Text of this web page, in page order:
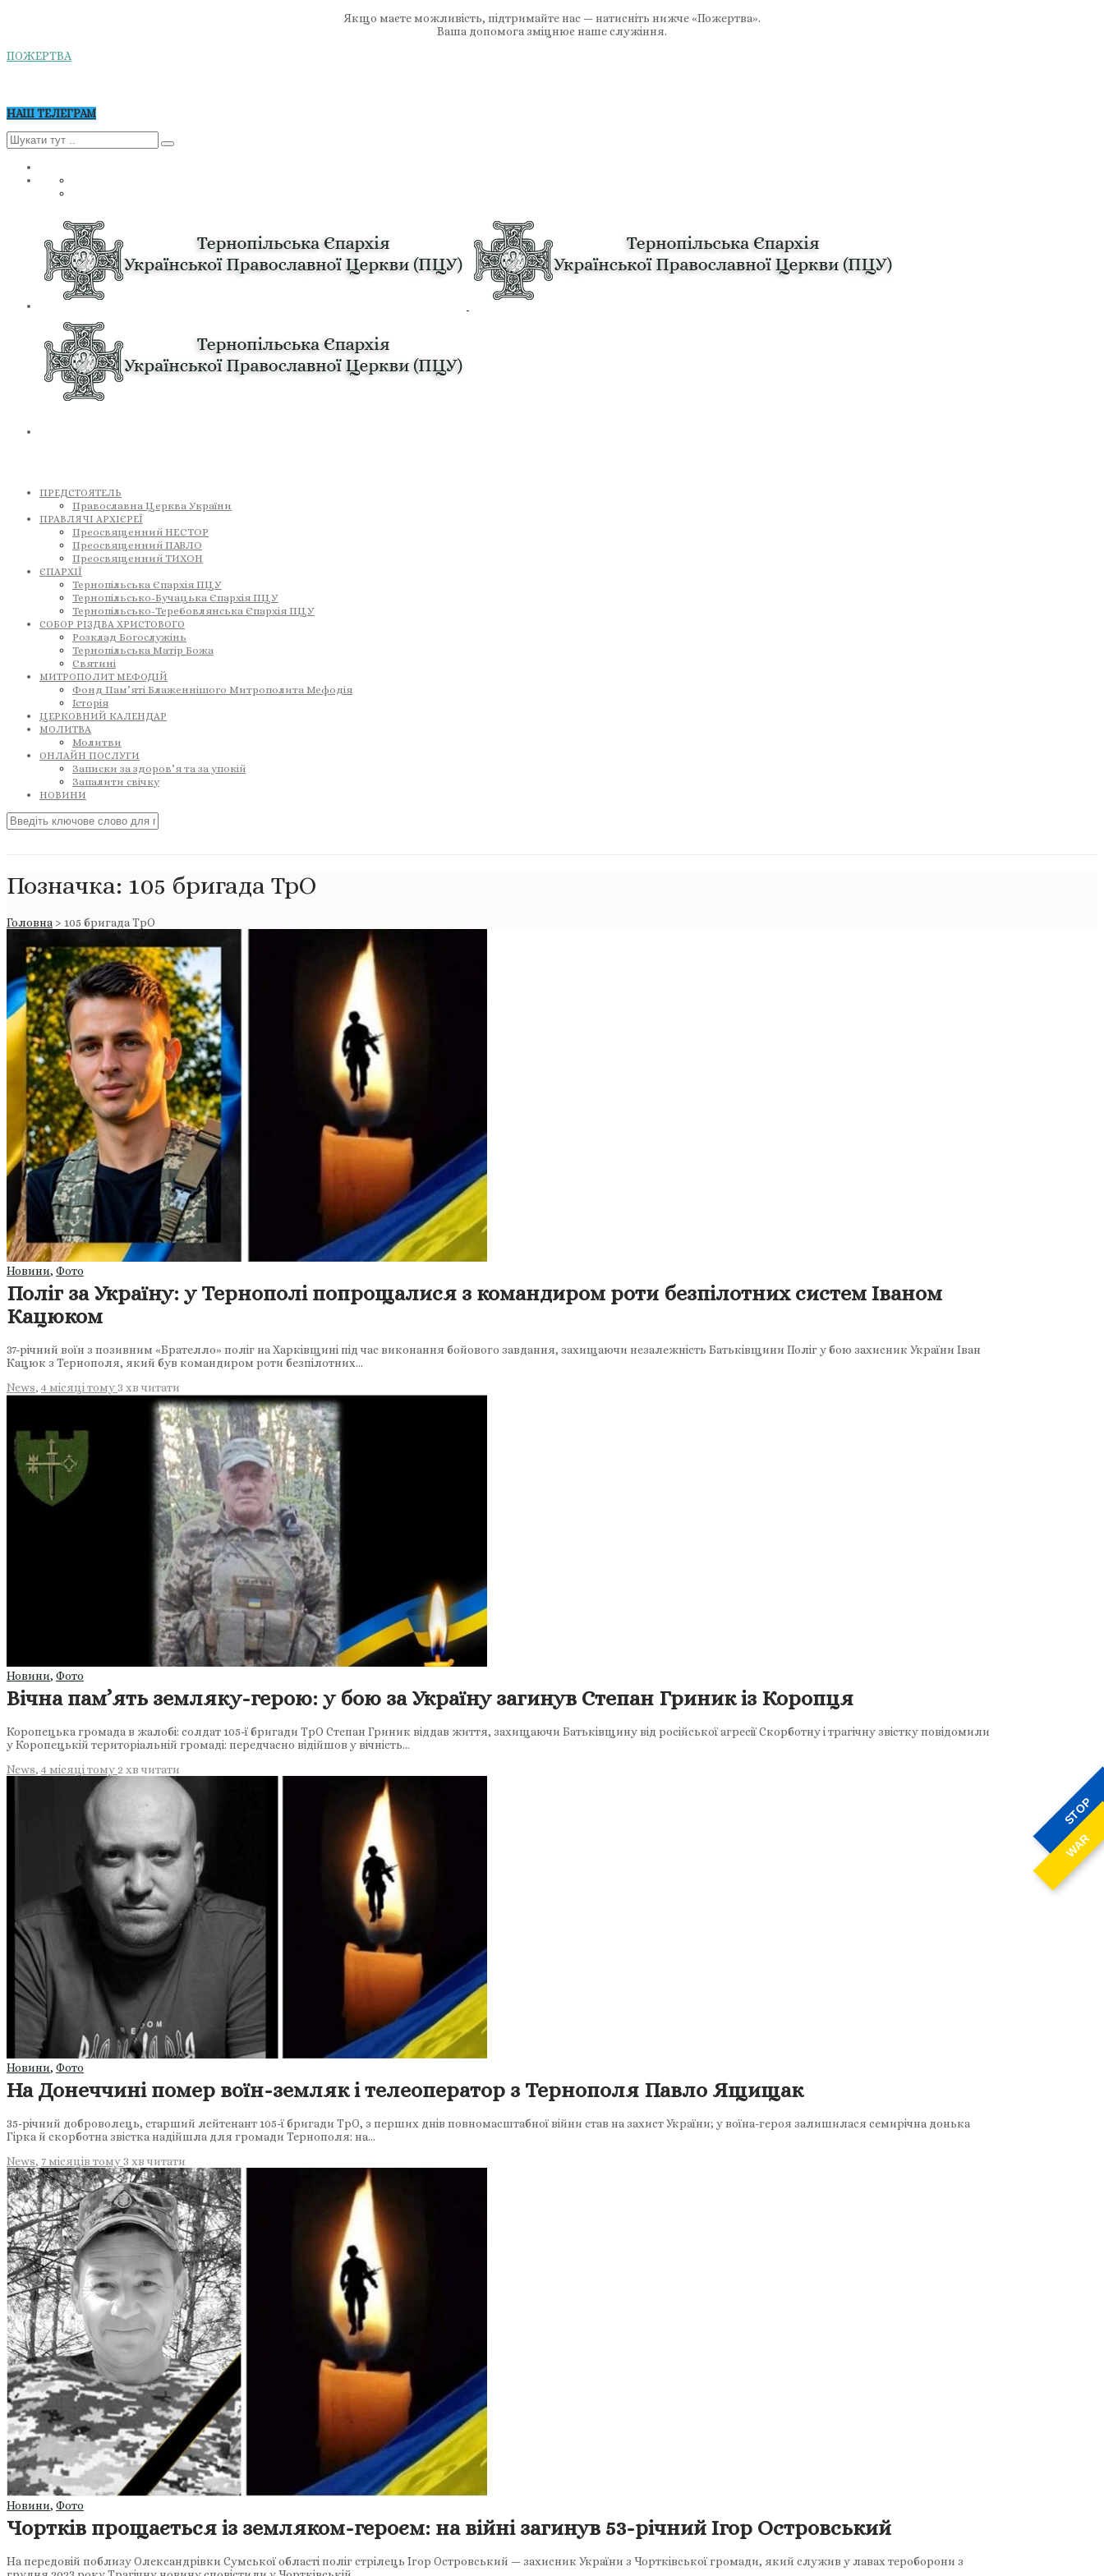
STOP
WAR
Якщо маєте можливість, підтримайте нас — натисніть нижче «Пожертва».
Ваша допомога зміцнює наше служіння.
ПОЖЕРТВА
НАШ ТЕЛЕГРАМ
ПРЕДСТОЯТЕЛЬ
Православна Церква України
ПРАВЛЯЧІ АРХІЄРЕЇ
Преосвященний НЕСТОР
Преосвященний ПАВЛО
Преосвященний ТИХОН
ЄПАРХІЇ
Тернопільська Єпархія ПЦУ
Тернопільсько-Бучацька Єпархія ПЦУ
Тернопільсько-Теребовлянська Єпархія ПЦУ
СОБОР РІЗДВА ХРИСТОВОГО
Розклад Богослужінь
Тернопільська Матір Божа
Святині
МИТРОПОЛИТ МЕФОДІЙ
Фонд Пам’яті Блаженнішого Митрополита Мефодія
Історія
ЦЕРКОВНИЙ КАЛЕНДАР
МОЛИТВА
Молитви
ОНЛАЙН ПОСЛУГИ
Записки за здоров’я та за упокій
Запалити свічку
НОВИНИ
Позначка: 105 бригада ТрО
Головна > 105 бригада ТрО
Новини, Фото
Поліг за Україну: у Тернополі попрощалися з командиром роти безпілотних систем Іваном
Кацюком
37-річний воїн з позивним «Брателло» поліг на Харківщині під час виконання бойового завдання, захищаючи незалежність Батьківщини Поліг у бою захисник України Іван
Кацюк з Тернополя, який був командиром роти безпілотних…
News, 4 місяці тому3 хв читати
Новини, Фото
Вічна пам’ять земляку-герою: у бою за Україну загинув Степан Гриник із Коропця
Коропецька громада в жалобі: солдат 105-ї бригади ТрО Степан Гриник віддав життя, захищаючи Батьківщину від російської агресії Скорботну і трагічну звістку повідомили
у Коропецькій територіальній громаді: передчасно відійшов у вічність…
News, 4 місяці тому 2 хв читати
Новини, Фото
На Донеччині помер воїн-земляк і телеоператор з Тернополя Павло Ящищак
35-річний доброволець, старший лейтенант 105-ї бригади ТрО, з перших днів повномасштабної війни став на захист України; у воїна-героя залишилася семирічна донька
Гірка й скорботна звістка надійшла для громади Тернополя: на…
News, 7 місяців тому3 хв читати
Новини, Фото
Чортків прощається із земляком-героєм: на війні загинув 53-річний Ігор Островський
На передовій поблизу Олександрівки Сумської області поліг стрілець Ігор Островський — захисник України з Чортківської громади, який служив у лавах тероборони з